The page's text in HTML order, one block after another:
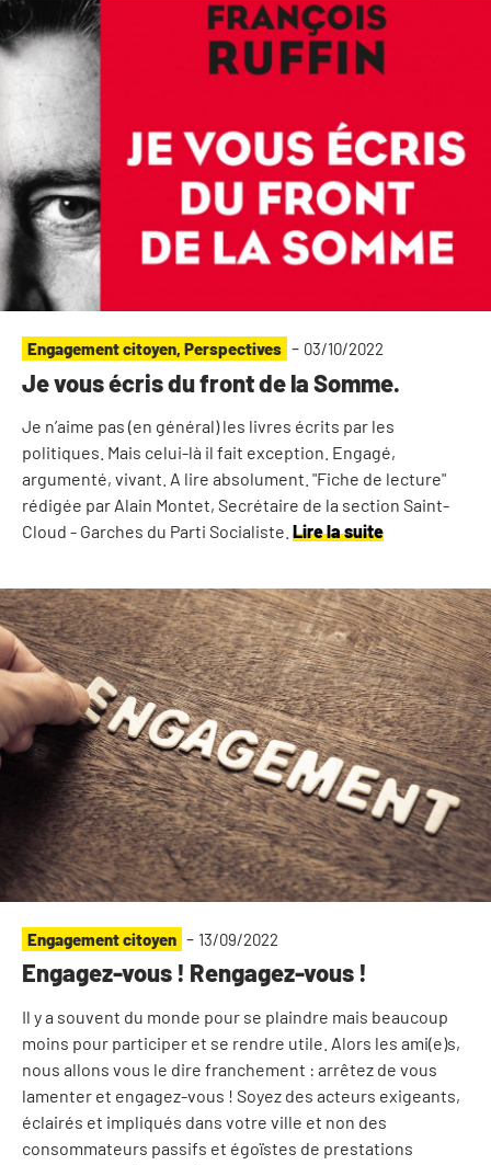
Engagement citoyen, Perspectives - 03/10/2022
Je vous écris du front de la Somme.
Je n’aime pas (en général) les livres écrits par les
politiques. Mais celui-là il fait exception. Engagé,
argumenté, vivant. A lire absolument. "Fiche de lecture"
rédigée par Alain Montet, Secrétaire de la section Saint-
Cloud - Garches du Parti Socialiste. Lire la suite
Engagement citoyen - 13/09/2022
Engagez-vous ! Rengagez-vous !
Il y a souvent du monde pour se plaindre mais beaucoup
moins pour participer et se rendre utile. Alors les ami(e)s,
nous allons vous le dire franchement : arrêtez de vous
lamenter et engagez-vous ! Soyez des acteurs exigeants,
éclairés et impliqués dans votre ville et non des
consommateurs passifs et égoïstes de prestations